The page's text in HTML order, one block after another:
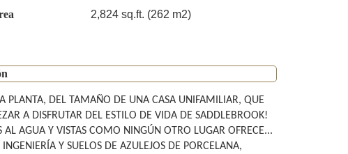
2,824 sq.ft. (262 m2)
PLANTA, DEL TAMAÑO DE UNA CASA UNIFAMILIAR, QUE
A DISFRUTAR DEL ESTILO DE VIDA DE SADDLEBROOK!
AGUA Y VISTAS COMO NINGÚN OTRO LUGAR OFRECE...
Y SUELOS DE AZULEJOS DE PORCELANA,